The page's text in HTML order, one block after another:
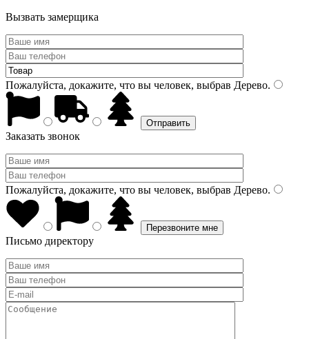
Вызвать замерщика
Пожалуйста, докажите, что вы человек, выбрав Дерево.
Заказать звонок
Пожалуйста, докажите, что вы человек, выбрав Дерево.
Письмо директору